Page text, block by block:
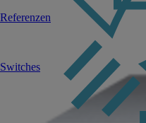
Switches
Referenzen